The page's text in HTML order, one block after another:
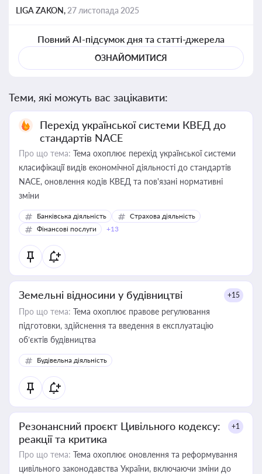
LIGA ZAKON, 27 листопада 2025
Повний AI-підсумок дня та статті-джерела
ОЗНАЙОМИТИСЯ
Теми, які можуть вас зацікавити:
Перехід української системи КВЕД до
стандартів NACE
Про що тема: Тема охоплює перехід української системи
класифікації видів економічної діяльності до стандартів
NACE, оновлення кодів КВЕД та пов'язані нормативні
зміни
Банківська діяльність
Страхова діяльність
Фінансові послуги
+13
Земельні відносини у будівництві +15
Про що тема: Тема охоплює правове регулювання
підготовки, здійснення та введення в експлуатацію
об’єктів будівництва
Будівельна діяльність
Резонансний проєкт Цивільного кодексу:
реакції та критика
+1
Про що тема: Тема охоплює оновлення та реформування
цивільного законодавства України, включаючи зміни до